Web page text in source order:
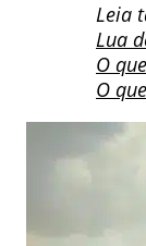
Leia
Lua
O
O